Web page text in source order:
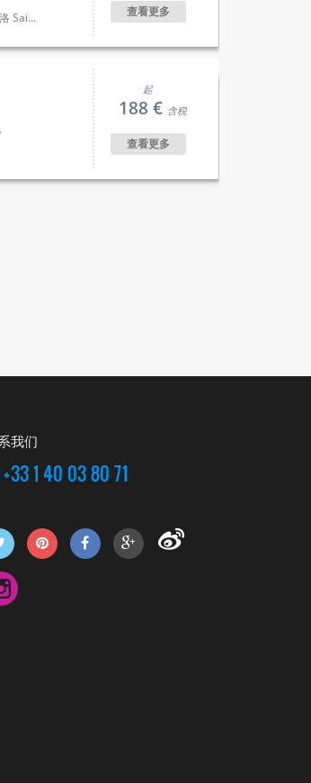
Sai... 查看更多
起
188 € 含税
查看更多
我们
+33 1 40 03 80 71